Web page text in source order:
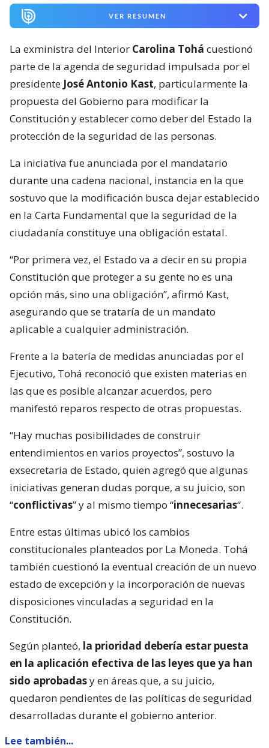
VER RESUMEN
La exministra del Interior Carolina Tohá cuestionó
parte de la agenda de seguridad impulsada por el
presidente José Antonio Kast, particularmente la
propuesta del Gobierno para modificar la
Constitución y establecer como deber del Estado la
protección de la seguridad de las personas.
La iniciativa fue anunciada por el mandatario
durante una cadena nacional, instancia en la que
sostuvo que la modificación busca dejar establecido
en la Carta Fundamental que la seguridad de la
ciudadanía constituye una obligación estatal.
“Por primera vez, el Estado va a decir en su propia
Constitución que proteger a su gente no es una
opción más, sino una obligación”, afirmó Kast,
asegurando que se trataría de un mandato
aplicable a cualquier administración.
Frente a la batería de medidas anunciadas por el
Ejecutivo, Tohá reconoció que existen materias en
las que es posible alcanzar acuerdos, pero
manifestó reparos respecto de otras propuestas.
“Hay muchas posibilidades de construir
entendimientos en varios proyectos”, sostuvo la
exsecretaria de Estado, quien agregó que algunas
iniciativas generan dudas porque, a su juicio, son
“conflictivas” y al mismo tiempo “innecesarias“.
Entre estas últimas ubicó los cambios
constitucionales planteados por La Moneda. Tohá
también cuestionó la eventual creación de un nuevo
estado de excepción y la incorporación de nuevas
disposiciones vinculadas a seguridad en la
Constitución.
Según planteó, la prioridad debería estar puesta
en la aplicación efectiva de las leyes que ya han
sido aprobadasy en áreas que, a su juicio,
quedaron pendientes de las políticas de seguridad
desarrolladas durante el gobierno anterior.
Lee también...